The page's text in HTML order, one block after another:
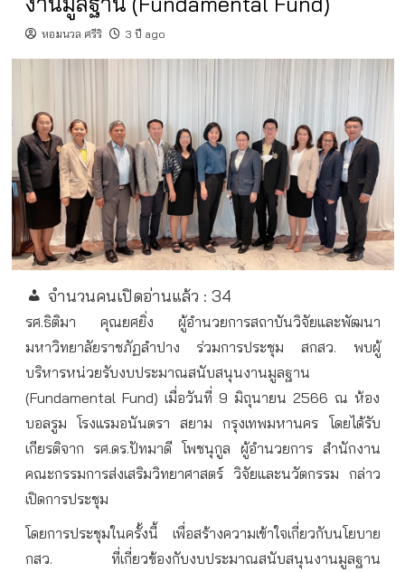
หอมนวล ศรีริ 3 ปี ago
จำนวนคนเปิดอ่านแล้ว : 34
รศ.ธิติมา คุณยศยิ่ง ผู้อำนวยการสถาบันวิจัยและพัฒนา
มหาวิทยาลัยราชภัฏลำปาง ร่วมการประชุม สกสว. พบผู้
บริหารหน่วยรับงบประมาณสนับสนุนงานมูลฐาน
(Fundamental Fund) เมื่อวันที่ 9 มิถุนายน 2566 ณ ห้อง
บอลรูม โรงแรมอนันตรา สยาม กรุงเทพมหานคร โดยได้รับ
เกียรติจาก รศ.ดร.ปัทมาดี โพชนุกูล ผู้อำนวยการ สำนักงาน
คณะกรรมการส่งเสริมวิทยาศาสตร์ วิจัยและนวัตกรรม กล่าว
เปิดการประชุม
โดยการประชุมในครั้งนี้ เพื่อสร้างความเข้าใจเกี่ยวกับนโยบาย
กสว. ที่เกี่ยวข้องกับงบประมาณสนับสนุนงานมูลฐาน